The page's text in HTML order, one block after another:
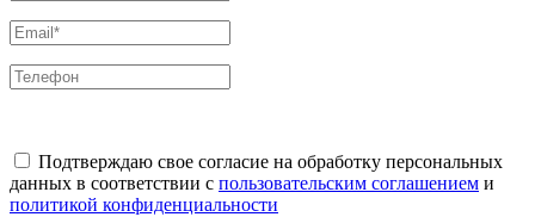
Подтверждаю свое согласие на обработку персональных
данных в соответствии с пользовательским соглашением и
политикой конфиденциальности